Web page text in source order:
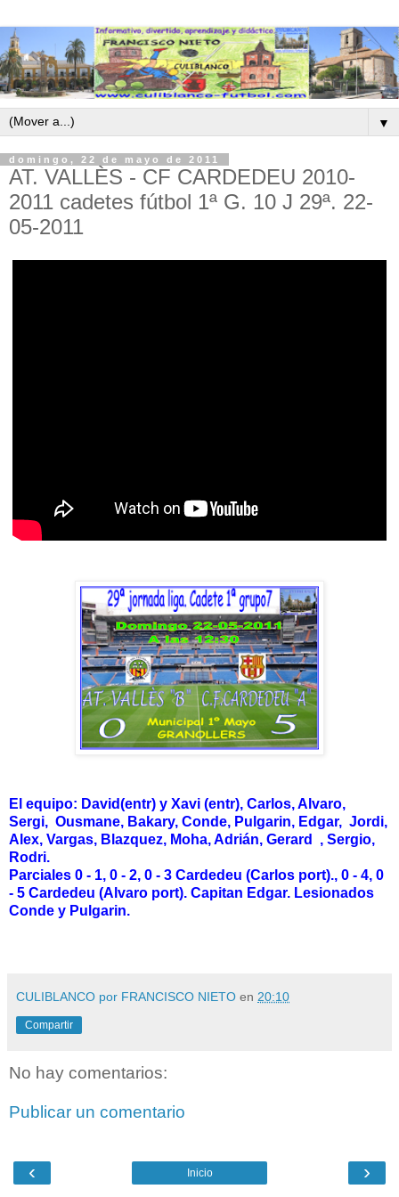
▼
domingo, 22 de mayo de 2011
AT. VALLÈS - CF CARDEDEU 2010-
2011 cadetes fútbol 1ª G. 10 J 29ª. 22-
05-2011
El equipo: David(entr) y Xavi (entr), Carlos, Alvaro,
Sergi, Ousmane, Bakary, Conde, Pulgarin, Edgar, Jordi,
Alex, Vargas, Blazquez, Moha, Adrián, Gerard , Sergio,
Rodri.
Parciales 0 - 1, 0 - 2, 0 - 3 Cardedeu (Carlos port)., 0 - 4, 0
- 5 Cardedeu (Alvaro port). Capitan Edgar. Lesionados
Conde y Pulgarin.
CULIBLANCO por FRANCISCO NIETO en 20:10
Compartir
No hay comentarios:
Publicar un comentario
‹ ›
Inicio